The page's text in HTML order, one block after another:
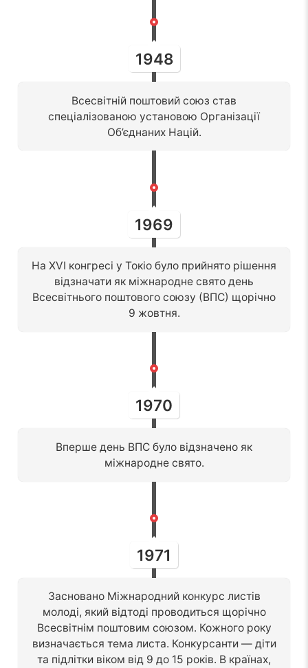
1948
Всесвітній поштовий союз став
спеціалізованою установою Організації
Об’єднаних Націй.
1969
На XVI конгресі у Токіо було прийнято рішення
відзначати як міжнародне свято день
Всесвітнього поштового союзу (ВПС) щорічно
9 жовтня.
1970
Вперше день ВПС було відзначено як
міжнародне свято.
1971
Засновано Міжнародний конкурс листів
молоді, який відтоді проводиться щорічно
Всесвітнім поштовим союзом. Кожного року
визначається тема листа. Конкурсанти — діти
та підлітки віком від 9 до 15 років. В країнах,